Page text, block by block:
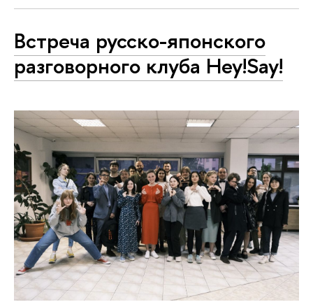
Встреча русско-японского
разговорного клуба Hey!Say!